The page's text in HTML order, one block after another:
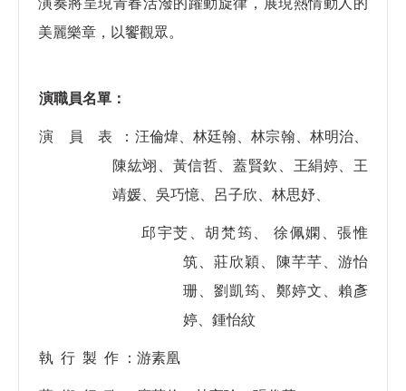
演奏將呈現青春活潑的躍動旋律，展現熱情動人的
美麗樂章，以饗觀眾。
演職員名單：
演 員 表 ： 汪倫煒、林廷翰、林宗翰、林明治、
陳紘翊、黃信哲、蓋賢欽、王絹婷、王
靖媛、吳巧憶、呂子欣、林思妤、
邱宇芠、胡梵筠、
徐佩嫻、張惟
筑、莊欣穎、陳芊芊、游怡
珊、劉凱筠、鄭婷文、賴彥
婷、鍾怡紋
執 行 製 作 ：游素凰